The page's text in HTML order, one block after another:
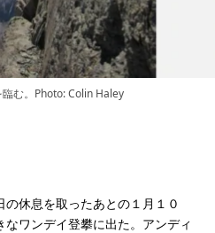
む。Photo: Colin Haley
休息を取ったあとの１月１０
ワンデイ登攀に出た。アンディ